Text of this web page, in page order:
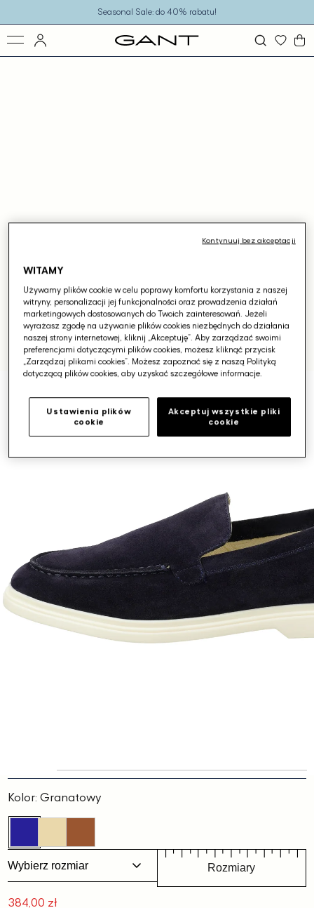
Seasonal Sale: do 40% rabatu!
Kolor:Granatowy
Wybierz rozmiar Rozmiary
384,00 zł
WITAMY
Używamy plików cookie w celu poprawy komfortu korzystania z naszej
witryny, personalizacji jej funkcjonalności oraz prowadzenia działań
marketingowych dostosowanych do Twoich zainteresowań. Jeżeli
wyrażasz zgodę na używanie plików cookies niezbędnych do działania
naszej strony internetowej, kliknij „Akceptuję”. Aby zarządzać swoimi
preferencjami dotyczącymi plików cookies, możesz kliknąć przycisk
„Zarządzaj plikami cookies”. Możesz zapoznać się z naszą Polityką
dotyczącą plików cookies, aby uzyskać szczegółowe informacje.
Ustawienia plików
cookie
Akceptuj wszystkie pliki
cookie
Kontynuuj bez akceptacji